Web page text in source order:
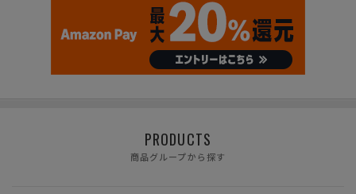
PRODUCTS
商品グループから探す